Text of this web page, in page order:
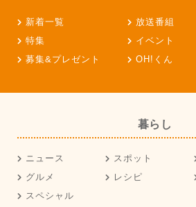
新着一覧 放送番組
特集
イベント
募集&プレゼント
OH!くん
暮らし
ニュース スポット
グルメ
レシピ
スペシャル